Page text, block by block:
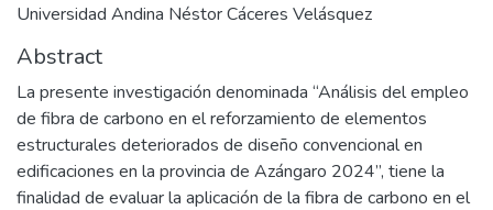
Universidad Andina Néstor Cáceres Velásquez
Abstract
La presente investigación denominada “Análisis del empleo
de fibra de carbono en el reforzamiento de elementos
estructurales deteriorados de diseño convencional en
edificaciones en la provincia de Azángaro 2024”, tiene la
finalidad de evaluar la aplicación de la fibra de carbono en el